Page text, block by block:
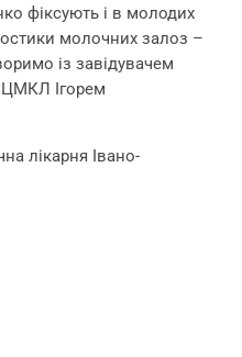
фіксують і в молодих
молочних залоз –
із завідувачем
ЦМКЛ Ігорем
лікарня Івано-